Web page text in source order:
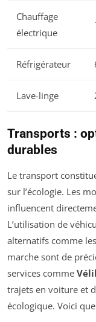
Chauffage
électrique
Réfrigérateur
Lave-linge
Transports :
durables
Le transport
sur l’écologie. Les
influencent
L’utilisation de
alternatifs comme
marche sont de
services comme
trajets en voiture et
écologique. Voici